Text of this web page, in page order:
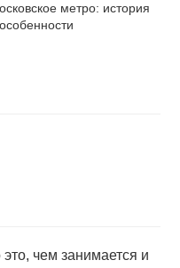
метро: история
чем занимается и